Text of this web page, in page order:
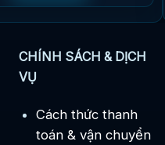
CHÍNH SÁCH & DỊCH
VỤ
Cách thức thanh
toán & vận chuyển